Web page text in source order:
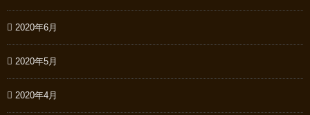
2020年6月
2020年5月
2020年4月